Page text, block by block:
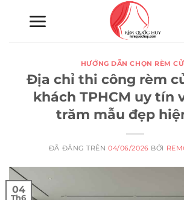
HƯỚNG DẪN CHỌN RÈM
Địa chỉ thi công rèm
khách TPHCM uy tín
trăm mẫu đẹp
ĐÃ ĐĂNG TRÊN04/06/2026 BỞI
04
Th6